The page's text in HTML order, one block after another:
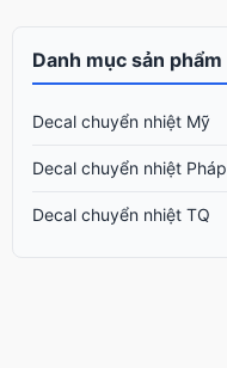
Danh mục sản phẩm
Decal chuyển nhiệt Mỹ
Decal chuyển nhiệt Pháp
Decal chuyển nhiệt TQ